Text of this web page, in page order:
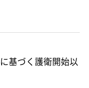
基づく護衛開始以